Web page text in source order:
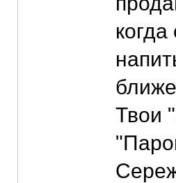
Твои